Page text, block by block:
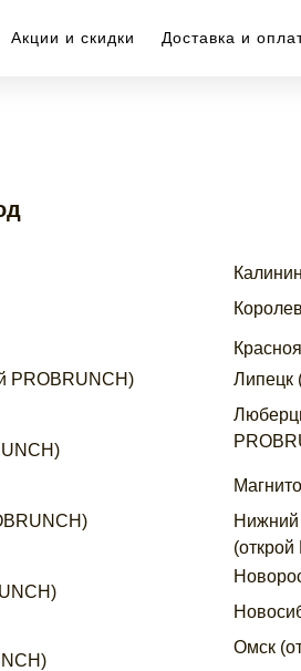
Акции и скидки Доставка и
PROBRUNCH)
Липецк
Омск
Нижний